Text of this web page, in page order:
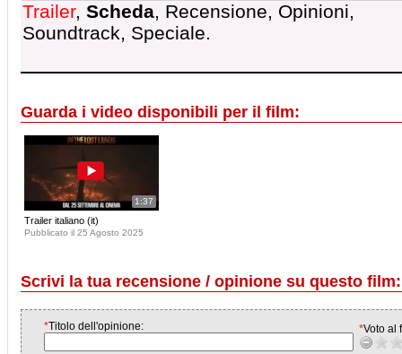
Trailer, Scheda, Recensione, Opinioni,
Soundtrack, Speciale.
Guarda i video disponibili per il film:
1:37
Trailer italiano (it)
Pubblicato il 25 Agosto 2025
Scrivi la tua recensione / opinione su questo
*Titolo dell'opinione: *Voto al